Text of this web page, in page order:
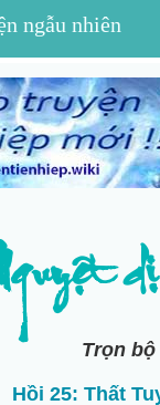
ngẫu nhiên
Trọn
Hồi 25: Thất